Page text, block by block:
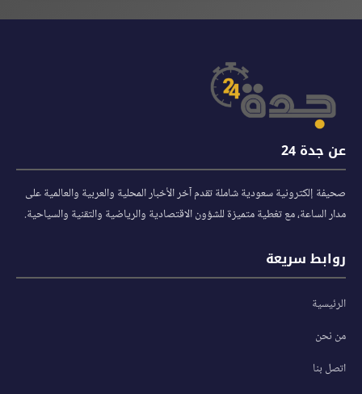
عن جدة 24
صحيفة إلكترونية سعودية شاملة تقدم آخر الأخبار المحلية والعربية والعالمية على
مدار الساعة، مع تغطية متميزة للشؤون الاقتصادية والرياضية والتقنية والسياحية.
روابط سريعة
الرئيسية
من نحن
اتصل بنا